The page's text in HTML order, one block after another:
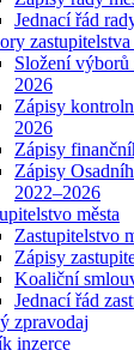
Jednací řád
zastupitelstva
Složení výborů
2026
Zápisy
2026
Zápisy
Zápisy
2022–2026
města
Zastupitelstvo
Zápisy
Koaliční
Jednací řád
zpravodaj
inzerce